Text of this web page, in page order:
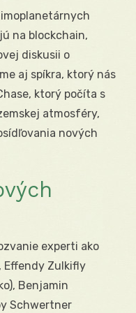
na blockchain,
diskusii o
aj spíkra, ktorý nás
ktorý počíta s
atmosféry,
nových
experti ako
Effendy Zulkifly
Benjamin
Schwertner